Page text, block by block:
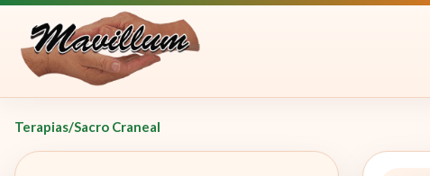
Terapias/Sacro Craneal